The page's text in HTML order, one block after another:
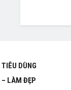
DÙNG
– LÀM ĐẸP